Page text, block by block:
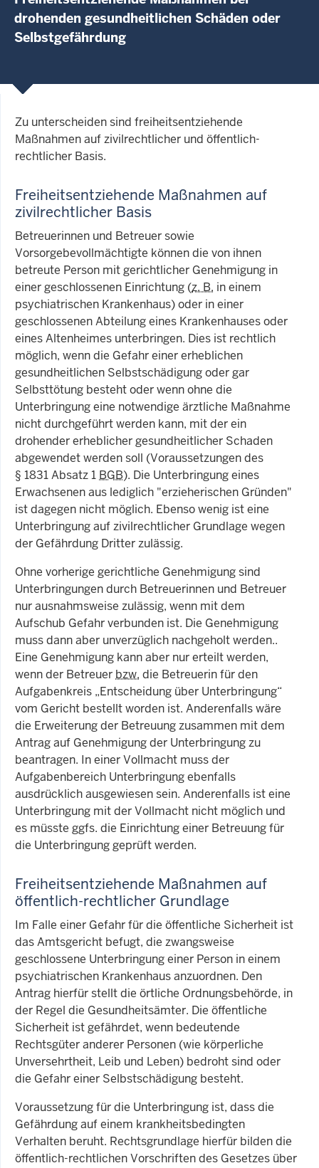
drohenden gesundheitlichen Schäden oder
Selbstgefährdung
Zu unterscheiden sind freiheitsentziehende
Maßnahmen auf zivilrechtlicher und öffentlich-
rechtlicher Basis.
Freiheitsentziehende Maßnahmen auf
zivilrechtlicher Basis
Betreuerinnen und Betreuer sowie
Vorsorgebevollmächtigte können die von ihnen
betreute Person mit gerichtlicher Genehmigung in
einer geschlossenen Einrichtung (z. B. in einem
psychiatrischen Krankenhaus) oder in einer
geschlossenen Abteilung eines Krankenhauses oder
eines Altenheimes unterbringen. Dies ist rechtlich
möglich, wenn die Gefahr einer erheblichen
gesundheitlichen Selbstschädigung oder gar
Selbsttötung besteht oder wenn ohne die
Unterbringung eine notwendige ärztliche Maßnahme
nicht durchgeführt werden kann, mit der ein
drohender erheblicher gesundheitlicher Schaden
abgewendet werden soll (Voraussetzungen des
§ 1831 Absatz 1 BGB). Die Unterbringung eines
Erwachsenen aus lediglich "erzieherischen Gründen"
ist dagegen nicht möglich. Ebenso wenig ist eine
Unterbringung auf zivilrechtlicher Grundlage wegen
der Gefährdung Dritter zulässig.
Ohne vorherige gerichtliche Genehmigung sind
Unterbringungen durch Betreuerinnen und Betreuer
nur ausnahmsweise zulässig, wenn mit dem
Aufschub Gefahr verbunden ist. Die Genehmigung
muss dann aber unverzüglich nachgeholt werden..
Eine Genehmigung kann aber nur erteilt werden,
wenn der Betreuer bzw. die Betreuerin für den
Aufgabenkreis „Entscheidung über Unterbringung“
vom Gericht bestellt worden ist. Anderenfalls wäre
die Erweiterung der Betreuung zusammen mit dem
Antrag auf Genehmigung der Unterbringung zu
beantragen. In einer Vollmacht muss der
Aufgabenbereich Unterbringung ebenfalls
ausdrücklich ausgewiesen sein. Anderenfalls ist eine
Unterbringung mit der Vollmacht nicht möglich und
es müsste ggfs. die Einrichtung einer Betreuung für
die Unterbringung geprüft werden.
Freiheitsentziehende Maßnahmen auf
öffentlich-rechtlicher Grundlage
Im Falle einer Gefahr für die öffentliche Sicherheit ist
das Amtsgericht befugt, die zwangsweise
geschlossene Unterbringung einer Person in einem
psychiatrischen Krankenhaus anzuordnen. Den
Antrag hierfür stellt die örtliche Ordnungsbehörde, in
der Regel die Gesundheitsämter. Die öffentliche
Sicherheit ist gefährdet, wenn bedeutende
Rechtsgüter anderer Personen (wie körperliche
Unversehrtheit, Leib und Leben) bedroht sind oder
die Gefahr einer Selbstschädigung besteht.
Voraussetzung für die Unterbringung ist, dass die
Gefährdung auf einem krankheitsbedingten
Verhalten beruht. Rechtsgrundlage hierfür bilden die
öffentlich-rechtlichen Vorschriften des Gesetzes über